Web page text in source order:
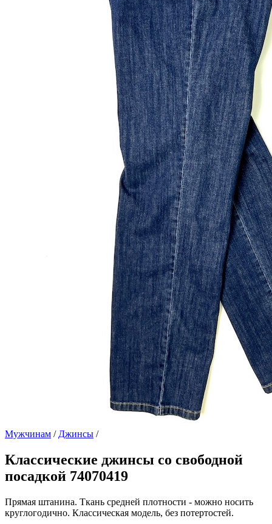
Мужчинам / Джинсы /
Классические джинсы со свободной
посадкой 74070419
Прямая штанина. Ткань средней плотности - можно носить
круглогодично. Классическая модель, без потертостей.